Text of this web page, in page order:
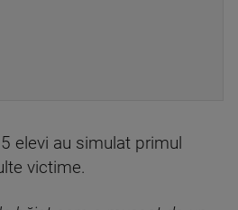
elevi au simulat primul
victime.